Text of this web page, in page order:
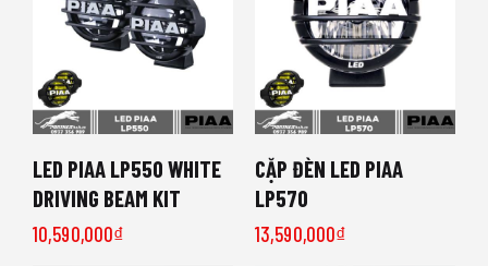
LED PIAA LP550 WHITE
DRIVING BEAM KIT
10,590,000₫
CẶP ĐÈN LED PIAA
LP570
13,590,000₫